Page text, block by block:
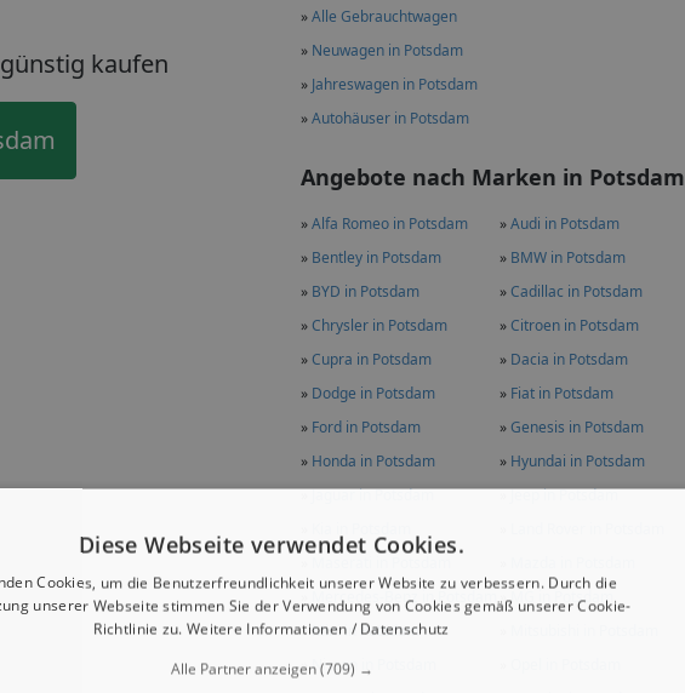
»Alle Gebrauchtwagen
» Neuwagen in Potsdam
» Jahreswagen in Potsdam
»Autohäuser in Potsdam
Angebote nach Marken in Potsdam
»Alfa Romeo in Potsdam »Audi in Potsdam
» Bentley in Potsdam » BMW in Potsdam
» BYD in Potsdam »Cadillac in Potsdam
»Chrysler in Potsdam »Citroen in Potsdam
»Cupra in Potsdam » Dacia in Potsdam
» Dodge in Potsdam » Fiat in Potsdam
» Ford in Potsdam »Genesis in Potsdam
» Honda in Potsdam » Hyundai in Potsdam
»Jaguar in Potsdam »Jeep in Potsdam
Mercedes-Benz in Potsdam »MG in Potsdam
»Mini in Potsdam
»Nissan in Potsdam
kaufen
Diese Webseite verwendet Cookies.
Cookies, um die Benutzerfreundlichkeit unserer Website zu verbessern. Durch die
unserer Webseite stimmen Sie der Verwendung von Cookies gemäß unserer Cookie-
Richtlinie zu. Weitere Informationen / Datenschutz
Alle Partner anzeigen(709) →